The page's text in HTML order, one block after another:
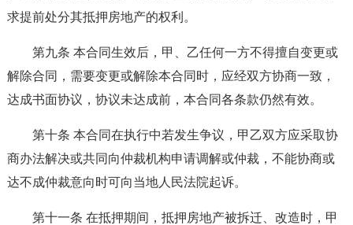
求提前处分其抵押房地产的权利。
第九条 本合同生效后，甲、乙任何一方不得擅自变更或
解除合同，需要变更或解除本合同时，应经双方协商一致，
达成书面协议，协议未达成前，本合同各条款仍然有效。
第十条 本合同在执行中若发生争议，甲乙双方应采取协
商办法解决或共同向仲裁机构申请调解或仲裁，不能协商或
达不成仲裁意向时可向当地人民法院起诉。
第十一条 在抵押期间，抵押房地产被拆迁、改造时，甲